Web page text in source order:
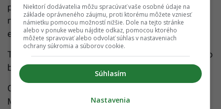
práve k zdražovaniu potravín. Tvrdia, že to si EÚ
nemôže v čase vojny, inflácie a spomalenia
ekonomického rastu, nemôže dovoliť.
Taktiež kritizujú, že Komisia presne nevyčíslila, koľko
budú zmeny stáť farmárov a ďalších spotrebiteľov.
Odpor voči zákonu mal aj nemecký líder EPP
Manfred Weber. Povedal, že zákon bude
Niektorí dodávatelia môžu spracúvať vaše osobné údaje na
základe oprávneného záujmu, proti ktorému môžete vzniesť
námietku pomocou možností nižšie. Dole na tejto stránke
alebo v ponuke webu nájdite odkaz, pomocou ktorého
môžete spravovať alebo odvolať súhlas v nastaveniach
ochrany súkromia a súborov cookie.
Súhlasím
Nastavenia